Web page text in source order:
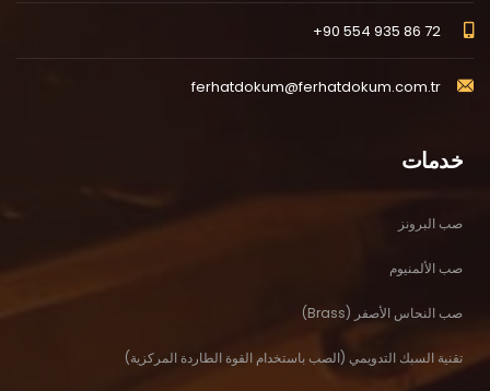
+90 554 935 86 72
ferhatdokum@ferhatdokum.com.tr
خدمات
صب البرونز
صب الألمنيوم
صب النحاس الأصفر (Brass)
تقنية السبك التدويمي (الصب باستخدام القوة الطاردة المركزية)